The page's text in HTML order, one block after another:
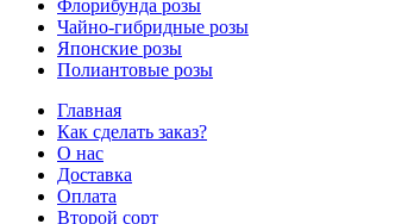
Флорибунда розы
Чайно-гибридные розы
Японские розы
Полиантовые розы
Главная
Как сделать заказ?
О нас
Доставка
Оплата
Второй сорт